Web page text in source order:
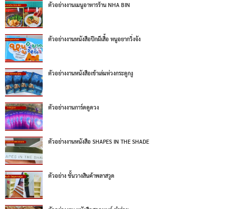
ตัวอย่างงานเมนูอาหารร้าน NHA BIN
ตัวอย่างงานหนังสือปีกผีเสื้อ หนูอยากวิ่งจัง
ตัวอย่างงานหนังสือเข้าเล่มห่วงกระดูกงู
ตัวอย่างงานการ์ดดูดวง
ตัวอย่างงานหนังสือ SHAPES IN THE SHADE
ตัวอย่าง ชั้นวางสินค้าพลาสวูด